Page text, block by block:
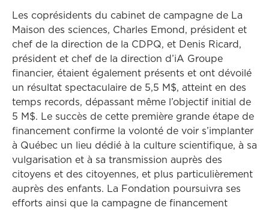
Les coprésidents du cabinet de campagne de La
Maison des sciences, Charles Emond, président et
chef de la direction de la CDPQ, et Denis Ricard,
président et chef de la direction d’iA Groupe
financier, étaient également présents et ont dévoilé
un résultat spectaculaire de 5,5 M$, atteint en des
temps records, dépassant même l’objectif initial de
5 M$. Le succès de cette première grande étape de
financement confirme la volonté de voir s’implanter
à Québec un lieu dédié à la culture scientifique, à sa
vulgarisation et à sa transmission auprès des
citoyens et des citoyennes, et plus particulièrement
auprès des enfants. La Fondation poursuivra ses
efforts ainsi que la campagne de financement